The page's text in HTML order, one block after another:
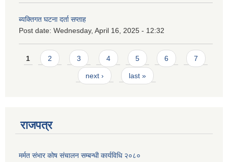
ब्यक्तिगत घटना दर्ता सप्ताह
Post date: Wednesday, April 16, 2025 - 12:32
Pages
1 2 3 4 5 6 7
next › last »
राजपत्र
मर्मत संभार कोष संचालन सम्बन्धी कार्यविधि २०८०